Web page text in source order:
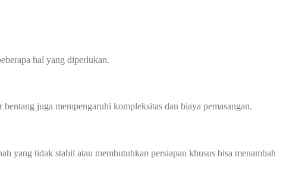
hal yang diperlukan.
juga mempengaruhi kompleksitas dan biaya pemasangan.
yang tidak stabil atau membutuhkan persiapan khusus bisa menambah